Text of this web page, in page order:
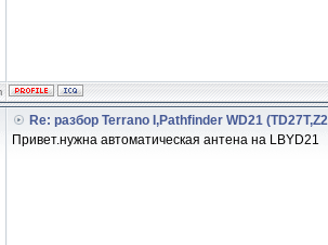
Re: разбор Terrano I,Pathfinder WD21
Привет.нужна автоматическая антена на LBYD21